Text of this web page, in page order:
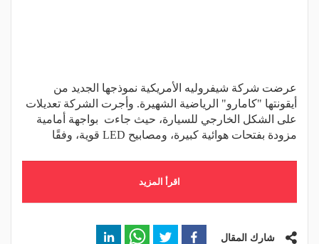
عرضت شركة شيفروليه الأمريكية نموذجها الجديد من
أيقونتها "كامارو" الرياضية الشهيرة. وأجرت الشركة تعديلات
على الشكل الخارجي للسيارة، حيث جاءت بواجهة أمامية
مزودة بفتحات هوائية كبيرة، ومصابيح LED قوية، وفقًا
اقرأ المزيد
شارك المقال